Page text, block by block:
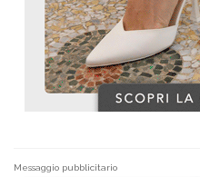
Messaggio pubblicitario